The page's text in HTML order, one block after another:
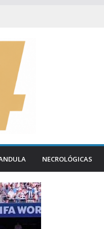
NECROLÓGICAS